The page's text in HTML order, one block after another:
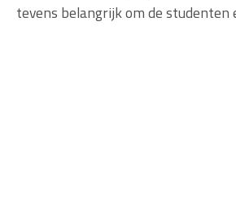
tevens belangrijk om de studenten